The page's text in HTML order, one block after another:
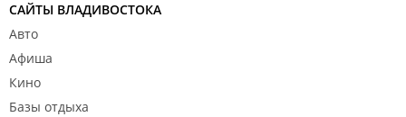
САЙТЫ ВЛАДИВОСТОКА
Авто
Афиша
Кино
Базы отдыха